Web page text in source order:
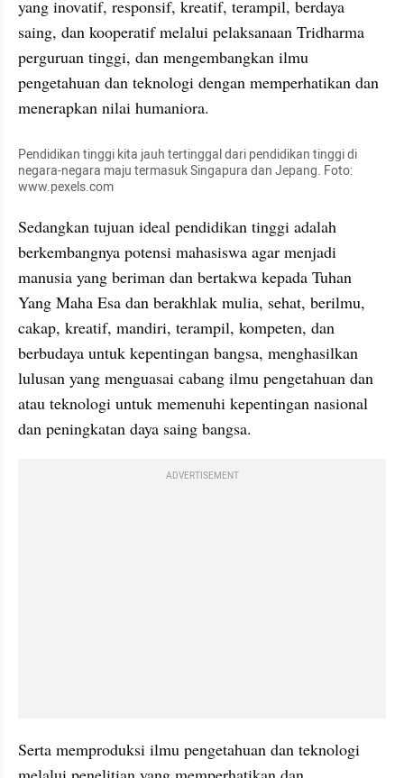
yang inovatif, responsif, kreatif, terampil, berdaya
saing, dan kooperatif melalui pelaksanaan Tridharma
perguruan tinggi, dan mengembangkan ilmu
pengetahuan dan teknologi dengan memperhatikan dan
menerapkan nilai humaniora.
Pendidikan tinggi kita jauh tertinggal dari pendidikan tinggi di
negara-negara maju termasuk Singapura dan Jepang. Foto:
www.pexels.com
Sedangkan tujuan ideal pendidikan tinggi adalah
berkembangnya potensi mahasiswa agar menjadi
manusia yang beriman dan bertakwa kepada Tuhan
Yang Maha Esa dan berakhlak mulia, sehat, berilmu,
cakap, kreatif, mandiri, terampil, kompeten, dan
berbudaya untuk kepentingan bangsa, menghasilkan
lulusan yang menguasai cabang ilmu pengetahuan dan
atau teknologi untuk memenuhi kepentingan nasional
dan peningkatan daya saing bangsa.
ADVERTISEMENT
Serta memproduksi ilmu pengetahuan dan teknologi